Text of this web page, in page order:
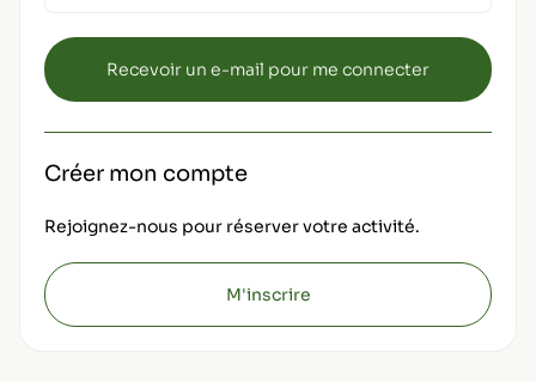
Créer mon compte
Rejoignez-nous pour réserver votre activité.
M'inscrire